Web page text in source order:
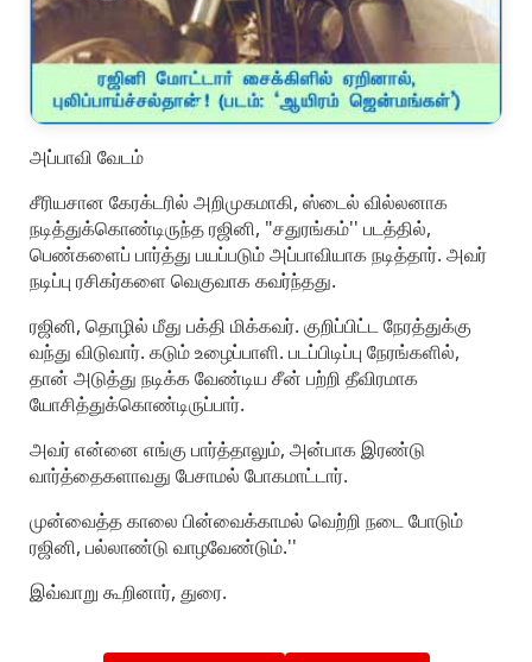
அப்பாவி வேடம்
சீரியசான கேரக்டரில் அறிமுகமாகி, ஸ்டைல் வில்லனாக
நடித்துக்கொண்டிருந்த ரஜினி, "சதுரங்கம்'' படத்தில்,
பெண்களைப் பார்த்து பயப்படும் அப்பாவியாக நடித்தார். அவர்
நடிப்பு ரசிகர்களை வெகுவாக கவர்ந்தது.
ரஜினி, தொழில் மீது பக்தி மிக்கவர். குறிப்பிட்ட நேரத்துக்கு
வந்து விடுவார். கடும் உழைப்பாளி. படப்பிடிப்பு நேரங்களில்,
தான் அடுத்து நடிக்க வேண்டிய சீன் பற்றி தீவிரமாக
யோசித்துக்கொண்டிருப்பார்.
அவர் என்னை எங்கு பார்த்தாலும், அன்பாக இரண்டு
வார்த்தைகளாவது பேசாமல் போகமாட்டார்.
முன்வைத்த காலை பின்வைக்காமல் வெற்றி நடை போடும்
ரஜினி, பல்லாண்டு வாழவேண்டும்.''
இவ்வாறு கூறினார், துரை.